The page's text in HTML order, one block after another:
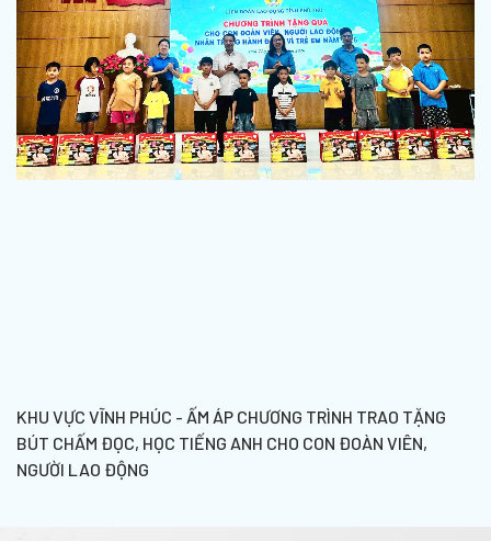
KHU VỰC VĨNH PHÚC - ẤM ÁP CHƯƠNG TRÌNH TRAO TẶNG
BÚT CHẤM ĐỌC, HỌC TIẾNG ANH CHO CON ĐOÀN VIÊN,
NGƯỜI LAO ĐỘNG